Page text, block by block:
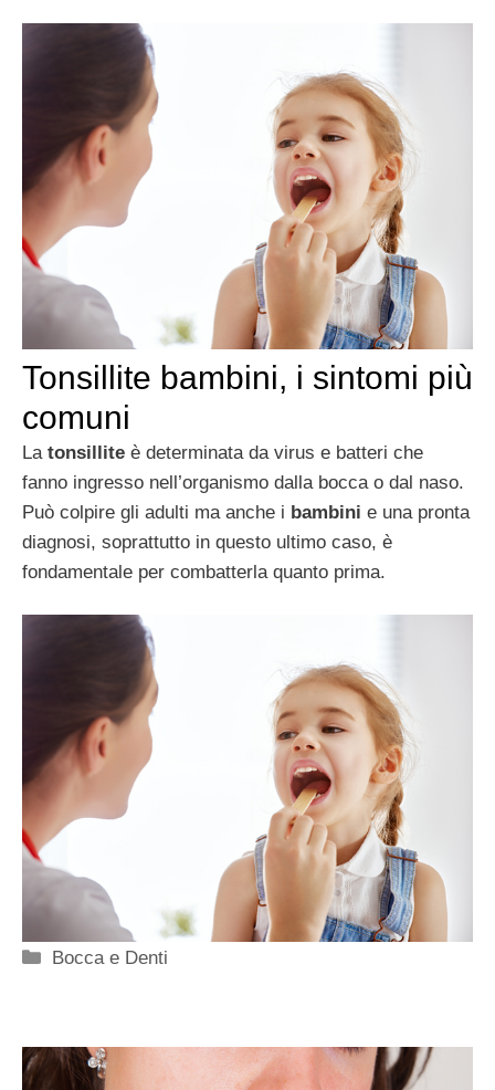
Tonsillite bambini, i sintomi più
comuni
La tonsillite è determinata da virus e batteri che
fanno ingresso nell’organismo dalla bocca o dal naso.
Può colpire gli adulti ma anche i bambini e una pronta
diagnosi, soprattutto in questo ultimo caso, è
fondamentale per combatterla quanto prima.
Categorie
Bocca e Denti